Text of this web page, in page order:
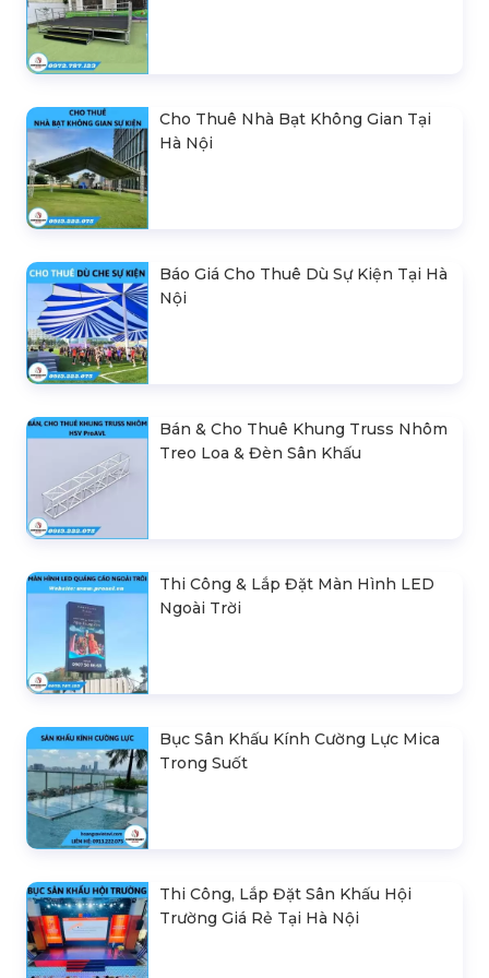
Cho Thuê Nhà Bạt Không Gian Tại
Hà Nội
Báo Giá Cho Thuê Dù Sự Kiện Tại Hà
Nội
Bán & Cho Thuê Khung Truss Nhôm
Treo Loa & Đèn Sân Khấu
Thi Công & Lắp Đặt Màn Hình LED
Ngoài Trời
Bục Sân Khấu Kính Cường Lực Mica
Trong Suốt
Thi Công, Lắp Đặt Sân Khấu Hội
Trường Giá Rẻ Tại Hà Nội